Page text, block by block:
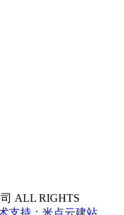
ALL RIGHTS
支持：米点云建站